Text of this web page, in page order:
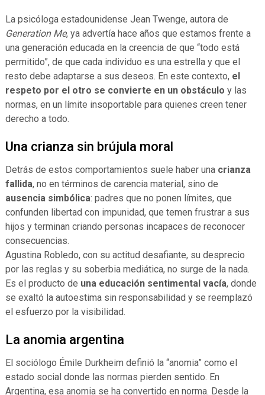
La psicóloga estadounidense Jean Twenge, autora de
Generation Me, ya advertía hace años que estamos frente a
una generación educada en la creencia de que “todo está
permitido”, de que cada individuo es una estrella y que el
resto debe adaptarse a sus deseos. En este contexto, el
respeto por el otro se convierte en un obstáculo y las
normas, en un límite insoportable para quienes creen tener
derecho a todo.
Una crianza sin brújula moral
Detrás de estos comportamientos suele haber una crianza
fallida, no en términos de carencia material, sino de
ausencia simbólica: padres que no ponen límites, que
confunden libertad con impunidad, que temen frustrar a sus
hijos y terminan criando personas incapaces de reconocer
consecuencias.
Agustina Robledo, con su actitud desafiante, su desprecio
por las reglas y su soberbia mediática, no surge de la nada.
Es el producto de una educación sentimental vacía, donde
se exaltó la autoestima sin responsabilidad y se reemplazó
el esfuerzo por la visibilidad.
La anomia argentina
El sociólogo Émile Durkheim definió la “anomia” como el
estado social donde las normas pierden sentido. En
Argentina, esa anomia se ha convertido en norma. Desde la